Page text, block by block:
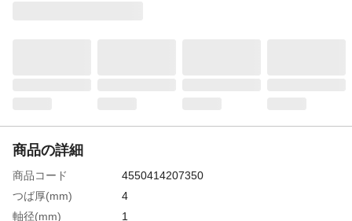
商品の詳細
商品コード
4550414207350
つば厚(mm)
4
軸径(mm)
1